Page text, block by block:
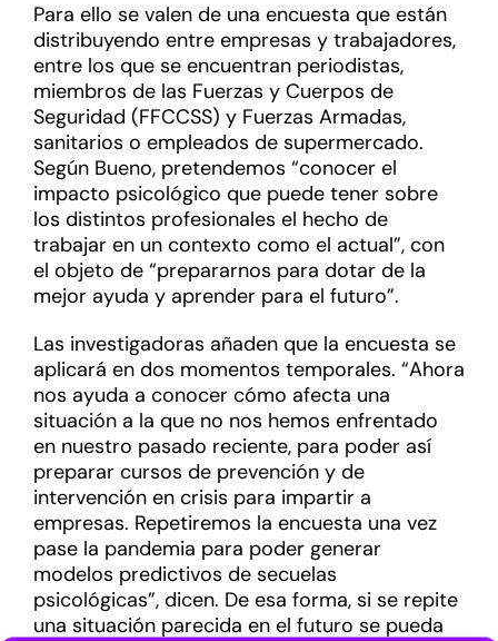
Para ello se valen de una encuesta que están
distribuyendo entre empresas y trabajadores,
entre los que se encuentran periodistas,
miembros de las Fuerzas y Cuerpos de
Seguridad (FFCCSS) y Fuerzas Armadas,
sanitarios o empleados de supermercado.
Según Bueno, pretendemos “conocer el
impacto psicológico que puede tener sobre
los distintos profesionales el hecho de
trabajar en un contexto como el actual”, con
el objeto de “prepararnos para dotar de la
mejor ayuda y aprender para el futuro”.
Las investigadoras añaden que la encuesta se
aplicará en dos momentos temporales. “Ahora
nos ayuda a conocer cómo afecta una
situación a la que no nos hemos enfrentado
en nuestro pasado reciente, para poder así
preparar cursos de prevención y de
intervención en crisis para impartir a
empresas. Repetiremos la encuesta una vez
pase la pandemia para poder generar
modelos predictivos de secuelas
psicológicas”, dicen. De esa forma, si se repite
una situación parecida en el futuro se pueda